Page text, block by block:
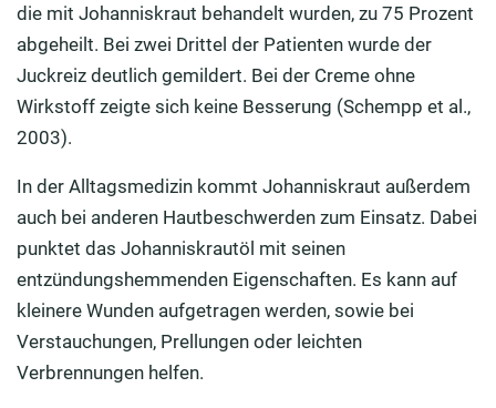
die mit Johanniskraut behandelt wurden, zu 75 Prozent
abgeheilt. Bei zwei Drittel der Patienten wurde der
Juckreiz deutlich gemildert. Bei der Creme ohne
Wirkstoff zeigte sich keine Besserung (Schempp et al.,
2003).
In der Alltagsmedizin kommt Johanniskraut außerdem
auch bei anderen Hautbeschwerden zum Einsatz. Dabei
punktet das Johanniskrautöl mit seinen
entzündungshemmenden Eigenschaften. Es kann auf
kleinere Wunden aufgetragen werden, sowie bei
Verstauchungen, Prellungen oder leichten
Verbrennungen helfen.